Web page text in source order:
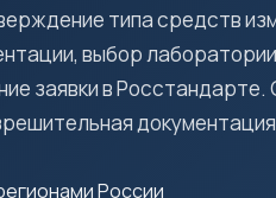
типа средств
выбор
заявки в
России